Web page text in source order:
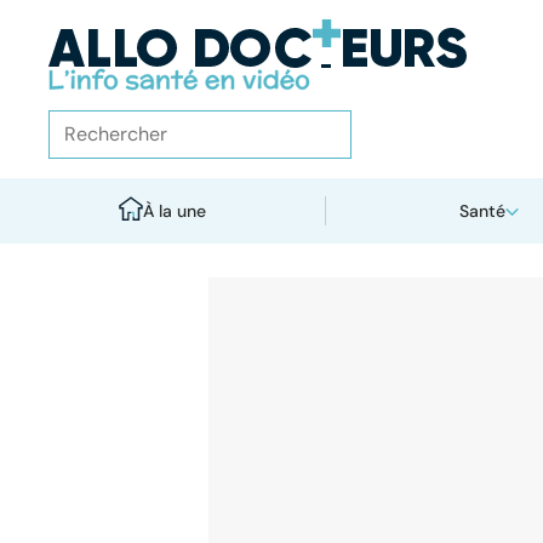
À la une Santé